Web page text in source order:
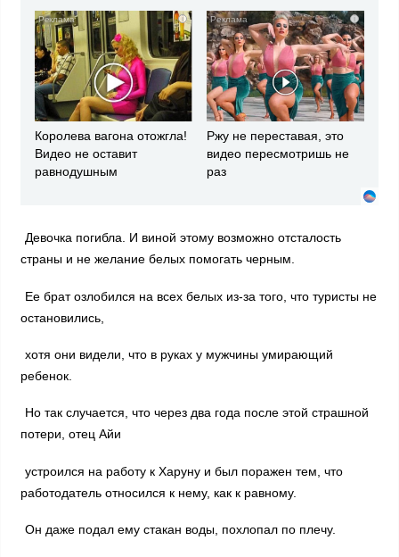
i
Королева вагона отожгла!
Видео не оставит
равнодушным
i
Ржу не переставая, это
видео пересмотришь не
раз
Девочка погибла. И виной этому возможно отсталость
страны и не желание белых помогать черным.
Ее брат озлобился на всех белых из-за того, что туристы не
остановились,
хотя они видели, что в руках у мужчины умирающий
ребенок.
Но так случается, что через два года после этой страшной
потери, отец Айи
устроился на работу к Харуну и был поражен тем, что
работодатель относился к нему, как к равному.
Он даже подал ему стакан воды, похлопал по плечу.